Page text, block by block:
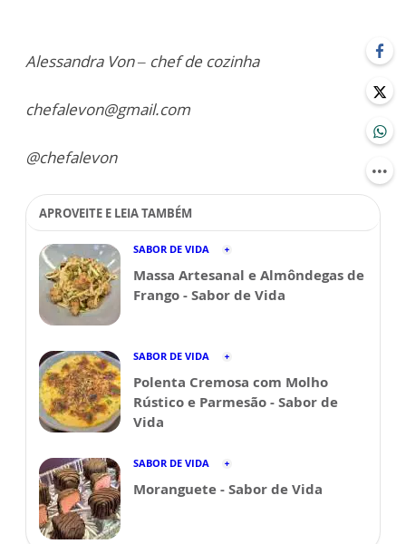
Alessandra Von – chef de cozinha
chefalevon@gmail.com
@chefalevon
APROVEITE E LEIA TAMBÉM
SABOR DE VIDA
Massa Artesanal e Almôndegas de
Frango - Sabor de Vida
SABOR DE VIDA
Polenta Cremosa com Molho
Rústico e Parmesão - Sabor de
Vida
SABOR DE VIDA
Moranguete - Sabor de Vida